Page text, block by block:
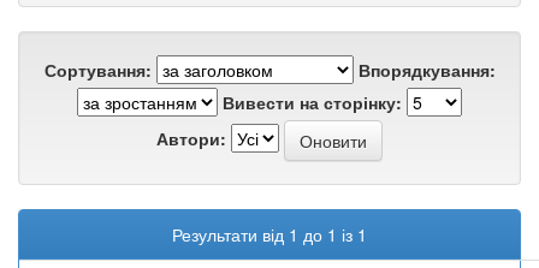
Сортування:
Впорядкування:
Вивести на сторінку:
Автори:
Результати від 1 до 1 із 1